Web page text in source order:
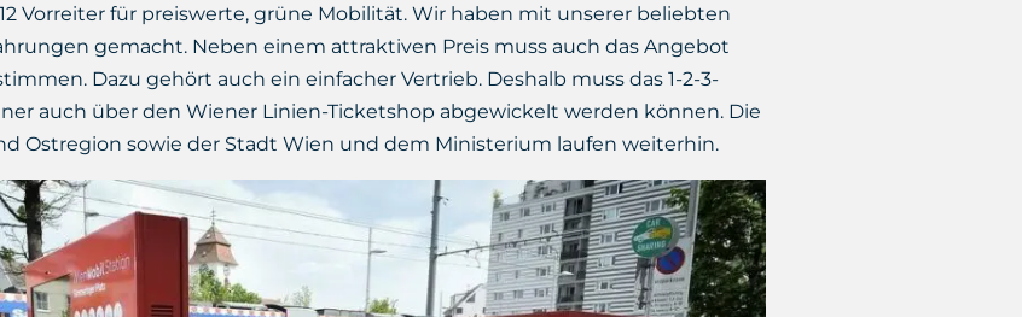
Vorreiter für preiswerte, grüne Mobilität. Wir haben mit unserer beliebten
gemacht. Neben einem attraktiven Preis muss auch das Angebot
Dazu gehört auch ein einfacher Vertrieb. Deshalb muss das 1-2-3-
auch über den Wiener Linien-Ticketshop abgewickelt werden können. Die
Ostregion sowie der Stadt Wien und dem Ministerium laufen weiterhin.